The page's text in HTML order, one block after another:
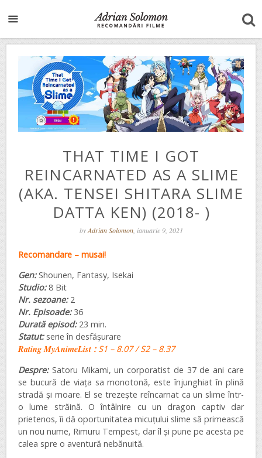
THAT TIME I GOT
REINCARNATED AS A SLIME
(AKA. TENSEI SHITARA SLIME
DATTA KEN) (2018- )
byAdrian Solomon, ianuarie 9, 2021
Recomandare – musai!
Gen: Shounen, Fantasy, Isekai
Studio:8 Bit
Nr. sezoane:2
Nr. Episoade: 36
Durată episod:23 min.
Statut:serie în desfășurare
Rating MyAnimeList :S1 – 8.07 / S2 – 8.37
Despre: Satoru Mikami, un corporatist de 37 de ani care
se bucură de viața sa monotonă, este înjunghiat în plină
stradă și moare. El se trezește reîncarnat ca un slime într-
o lume străină. O întâlnire cu un dragon captiv dar
prietenos, îi dă oportunitatea micuțului slime să primească
un nou nume, Rimuru Tempest, dar îl și pune pe acesta pe
calea spre o aventură nebănuită.